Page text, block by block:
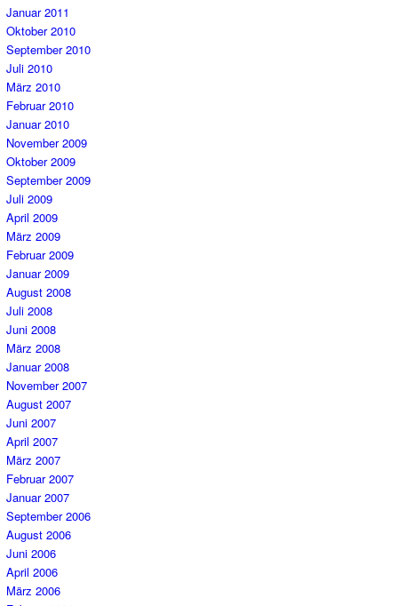
Januar 2011
Oktober 2010
September 2010
Juli 2010
März 2010
Februar 2010
Januar 2010
November 2009
Oktober 2009
September 2009
Juli 2009
April 2009
März 2009
Februar 2009
Januar 2009
August 2008
Juli 2008
Juni 2008
März 2008
Januar 2008
November 2007
August 2007
Juni 2007
April 2007
März 2007
Februar 2007
Januar 2007
September 2006
August 2006
Juni 2006
April 2006
März 2006